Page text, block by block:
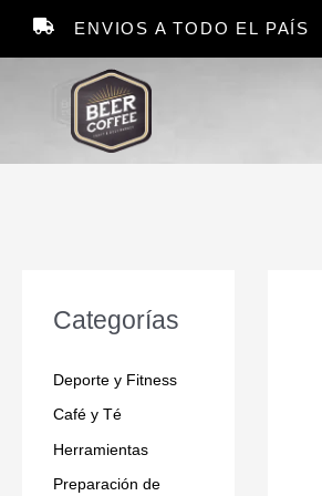
ENVIOS A TODO EL PAÍS
Categorías
Deporte y Fitness
Café y Té
Herramientas
Preparación de